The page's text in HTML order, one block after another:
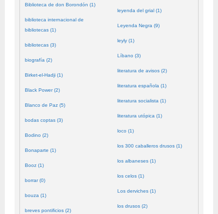
Biblioteca de don Borondón (1)
biblioteca internacional de
bibliotecas (1)
bibliotecas (3)
biografía (2)
Birket-el-Hadji (1)
Black Power (2)
Blanco de Paz (5)
bodas coptas (3)
Bodino (2)
Bonaparte (1)
Booz (1)
borrar (0)
bouza (1)
breves pontificios (2)
leyenda del grial (1)
Leyenda Negra (9)
leyly (1)
Líbano (3)
literatura de avisos (2)
literatura española (1)
literatura socialista (1)
literatura utópica (1)
loco (1)
los 300 caballeros drusos (1)
los albaneses (1)
los celos (1)
Los derviches (1)
los drusos (2)